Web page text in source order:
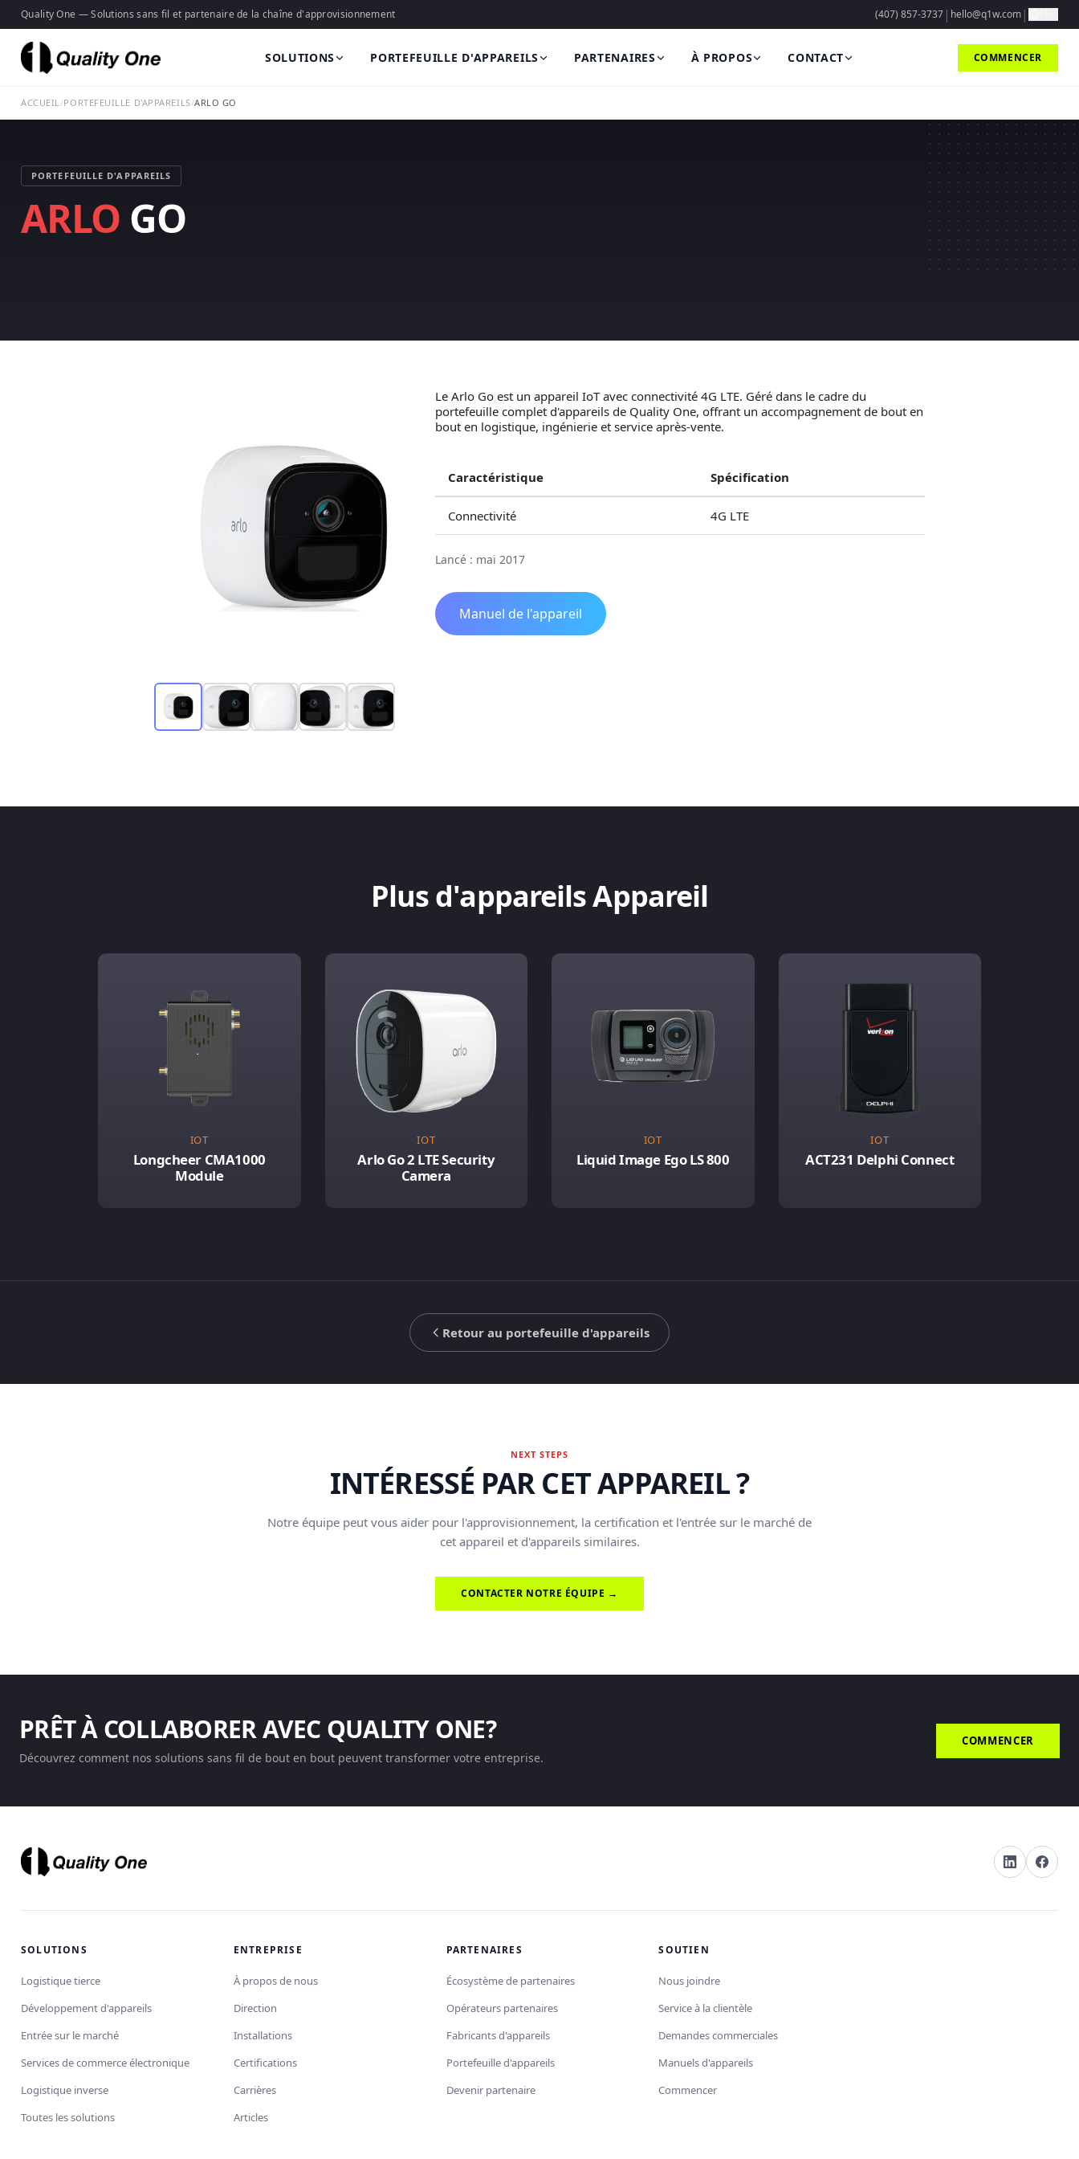
Quality One — Solutions sans fil et partenaire de la chaîne d'approvisionnement (407) 857-3737 | hello@q1w.com |
SOLUTIONS PORTEFEUILLE D'APPAREILS PARTENAIRES À PROPOS CONTACT COMMENCER
ACCUEIL/PORTEFEUILLE D'APPAREILS/ARLO GO
PORTEFEUILLE D'APPAREILS
ARLO GO
Le Arlo Go est un appareil IoT avec connectivité 4G LTE. Géré dans le cadre du
portefeuille complet d'appareils de Quality One, offrant un accompagnement de bout en
bout en logistique, ingénierie et service après-vente.
Caractéristique Spécification
Connectivité 4G LTE
Lancé : mai 2017
Manuel de l'appareil
Plus d'appareils Appareil
IOT
Longcheer CMA1000
Module
IOT
Arlo Go 2 LTE Security
Camera
IOT
Liquid Image Ego LS 800
IOT
ACT231 Delphi Connect
Retour au portefeuille d'appareils
NEXT STEPS
INTÉRESSÉ PAR CET APPAREIL ?
Notre équipe peut vous aider pour l'approvisionnement, la certification et l'entrée sur le marché de
cet appareil et d'appareils similaires.
CONTACTER NOTRE ÉQUIPE →
PRÊT À COLLABORER AVEC QUALITY ONE?
Découvrez comment nos solutions sans fil de bout en bout peuvent transformer votre entreprise.
COMMENCER
SOLUTIONS
Logistique tierce
Développement d'appareils
Entrée sur le marché
Services de commerce électronique
Logistique inverse
Toutes les solutions
ENTREPRISE
À propos de nous
Direction
Installations
Certifications
Carrières
Articles
PARTENAIRES
Écosystème de partenaires
Opérateurs partenaires
Fabricants d'appareils
Portefeuille d'appareils
Devenir partenaire
SOUTIEN
Nous joindre
Service à la clientèle
Demandes commerciales
Manuels d'appareils
Commencer